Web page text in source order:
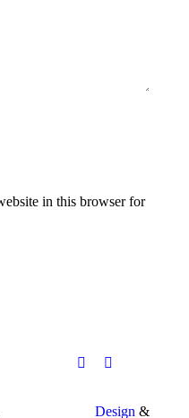
in this browser for
Design &